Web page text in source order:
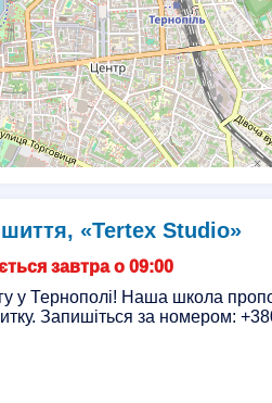
«Tertex Studio»
завтра о 09:00
у Тернополі! Наша школа
Запишіться за номером: